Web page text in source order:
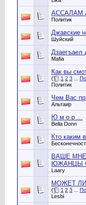
АССАЛАМ
Политик
Джавские
Шуйский
Дзаегъаел
Mafia
Как вы
( 1 2 3
Политик
Чем Вас
Альтаир
Ю м о р ...
Bella Donn
Кто каким
ВАШЕ
ЮЖАНЦЫ
Laary
МОЖЕТ
( 1 2 3
Lesbi